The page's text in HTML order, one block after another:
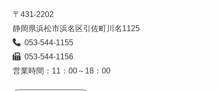
〒431-2202
静岡県浜松市浜名区引佐町川名1125
  053-544-1155
  053-544-1156
営業時間：11：00～18：00